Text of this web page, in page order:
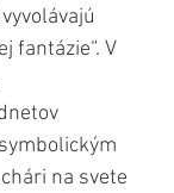
fantázie“. V
na svete